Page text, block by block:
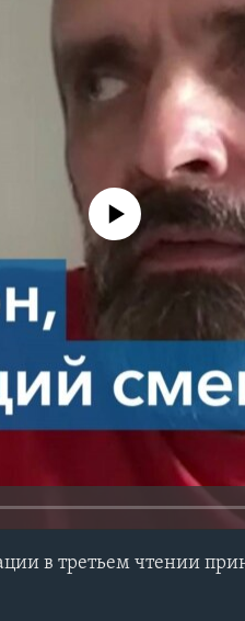
media source currently
в третьем чтении